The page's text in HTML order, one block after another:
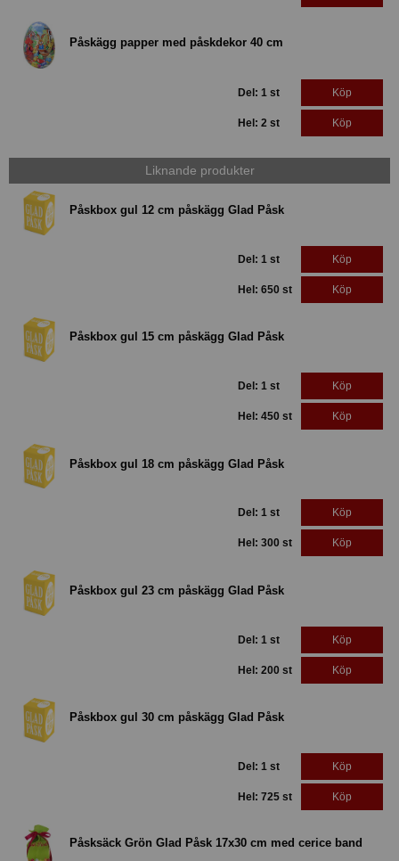
Påskägg papper med påskdekor 40 cm
Del: 1 st Köp
Hel: 2 st Köp
Liknande produkter
Påskbox gul 12 cm påskägg Glad Påsk
Del: 1 st Köp
Hel: 650 st Köp
Påskbox gul 15 cm påskägg Glad Påsk
Del: 1 st Köp
Hel: 450 st Köp
Påskbox gul 18 cm påskägg Glad Påsk
Del: 1 st Köp
Hel: 300 st Köp
Påskbox gul 23 cm påskägg Glad Påsk
Del: 1 st Köp
Hel: 200 st Köp
Påskbox gul 30 cm påskägg Glad Påsk
Del: 1 st Köp
Hel: 725 st Köp
Påsksäck Grön Glad Påsk 17x30 cm med cerice band